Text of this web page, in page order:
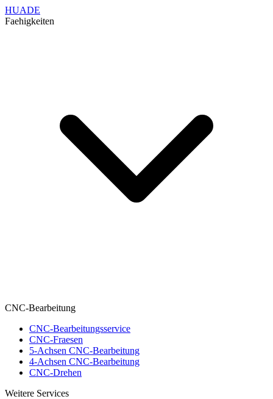
HUADE
Faehigkeiten
CNC-Bearbeitung
CNC-Bearbeitungsservice
CNC-Fraesen
5-Achsen CNC-Bearbeitung
4-Achsen CNC-Bearbeitung
CNC-Drehen
Weitere Services